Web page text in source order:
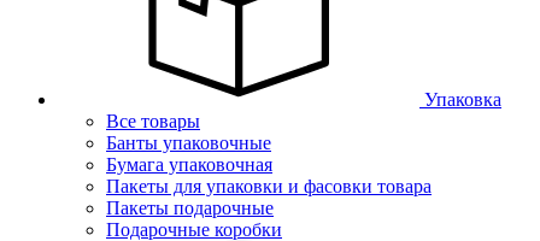
Упаковка
Все товары
Банты упаковочные
Бумага упаковочная
Пакеты для упаковки и фасовки товара
Пакеты подарочные
Подарочные коробки